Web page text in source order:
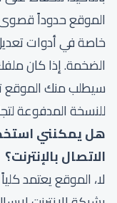
الموقع حدوداً
خاصة في أدوات
الضخمة. إذا كان
سيطلب منك الموقع
للنسخة المدفوعة
هل يمكنني
الاتصال بالإنترنت؟
لا، الموقع يعتمد